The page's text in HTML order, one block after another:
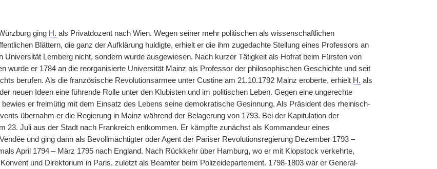
ging H. als Privatdozent nach Wien. Wegen seiner mehr politischen als wissenschaftlichen
Blättern, die ganz der Aufklärung huldigte, erhielt er die ihm zugedachte Stellung eines Professors an
Universität Lemberg nicht, sondern wurde ausgewiesen. Nach kurzer Tätigkeit als Hofrat beim Fürsten von
wurde er 1784 an die reorganisierte Universität Mainz als Professor der philosophischen Geschichte und seit
berufen. Als die französische Revolutionsarmee unter Custine am 21.10.1792 Mainz eroberte, erhielt H. als
neuen Ideen eine führende Rolle unter den Klubisten und im politischen Leben. Gegen eine ungerechte
bewies er freimütig mit dem Einsatz des Lebens seine demokratische Gesinnung. Als Präsident des rheinisch-
übernahm er die Regierung in Mainz während der Belagerung von 1793. Bei der Kapitulation der
23. Juli aus der Stadt nach Frankreich entkommen. Er kämpfte zunächst als Kommandeur eines
und ging dann als Bevollmächtigter oder Agent der Pariser Revolutionsregierung Dezember 1793 –
April 1794 – März 1795 nach England. Nach Rückkehr über Hamburg, wo er mit Klopstock verkehrte,
und Direktorium in Paris, zuletzt als Beamter beim Polizeidepartement. 1798-1803 war er General-